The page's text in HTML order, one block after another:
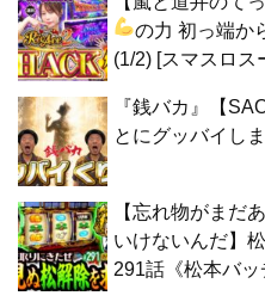
の力 初っ端か
(1/2) [スマスロス
『銭バカ』【
とにグッバイし
【忘れ物がまだ
いけないんだ】
291話《松本バ